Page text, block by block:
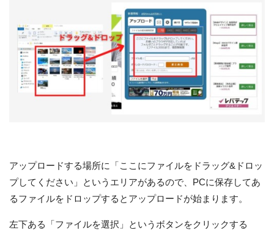
アップロードする場所に「ここにファイルをドラッグ&ドロッ
プしてください」というエリアがあるので、PCに保存してあ
るファイルをドロップするとアップロードが始まります。
左下ある「ファイルを選択」というボタンをクリックする